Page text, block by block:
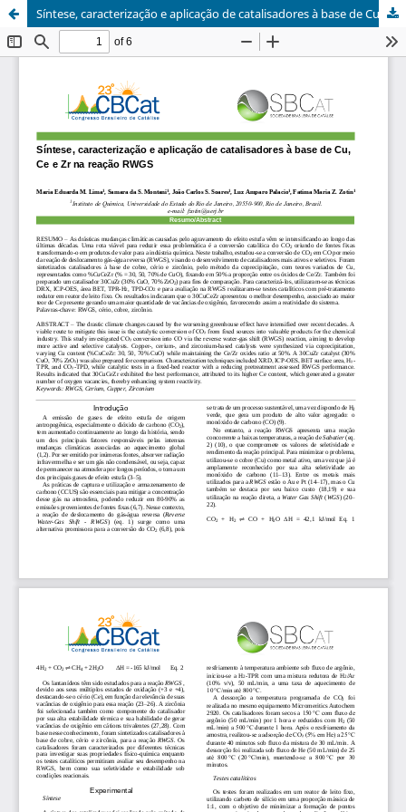
Síntese, caracterização e aplicação de catalisadores à base de Cu, Ce e Zr na reação RWGS